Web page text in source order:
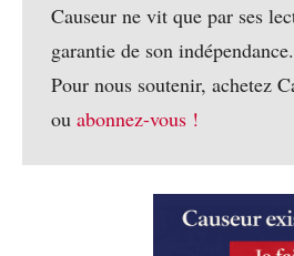
Causeur ne vit que par ses
garantie de son indépendance.
Pour nous soutenir, achetez
ou abonnez-vous !